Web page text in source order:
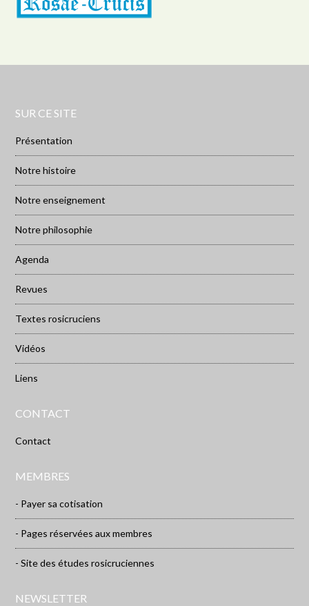
SUR CE SITE
Présentation
Notre histoire
Notre enseignement
Notre philosophie
Agenda
Revues
Textes rosicruciens
Vidéos
Liens
CONTACT
Contact
MEMBRES
- Payer sa cotisation
- Pages réservées aux membres
- Site des études rosicruciennes
NEWSLETTER